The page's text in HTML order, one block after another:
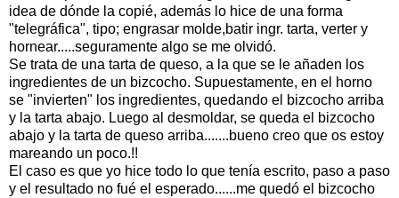
idea de dónde la copié, además lo hice de una forma
"telegráfica", tipo; engrasar molde,batir ingr. tarta, verter y
hornear.....seguramente algo se me olvidó.
Se trata de una tarta de queso, a la que se le añaden los
ingredientes de un bizcocho. Supuestamente, en el horno
se "invierten" los ingredientes, quedando el bizcocho arriba
y la tarta abajo. Luego al desmoldar, se queda el bizcocho
abajo y la tarta de queso arriba.......bueno creo que os estoy
mareando un poco.!!
El caso es que yo hice todo lo que tenía escrito, paso a paso
y el resultado no fué el esperado......me quedó el bizcocho